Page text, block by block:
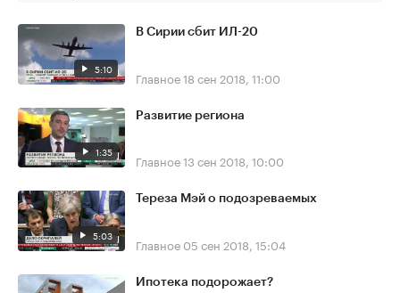
5:10
В Сирии сбит ИЛ-20
Главное18 сен 2018, 11:00
1:35
Развитие региона
Главное13 сен 2018, 10:00
5:03
Тереза Мэй о подозреваемых
Главное 05 сен 2018, 15:04
Ипотека подорожает?